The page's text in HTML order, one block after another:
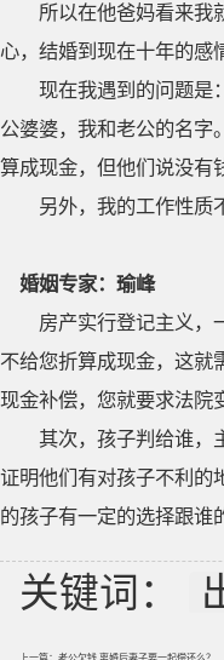
所以在他爸妈看来我
心，结婚到现在十年的感
现在我遇到的问题是
公婆婆，我和老公的名字
算成现金，但他们说没有
另外，我的工作性质
婚姻专家：瑜峰
房产实行登记主义，
不给您折算成现金，这就
现金补偿，您就要求法院
其次，孩子判给谁，
证明他们有对孩子不利的
的孩子有一定的选择跟谁
关键词：